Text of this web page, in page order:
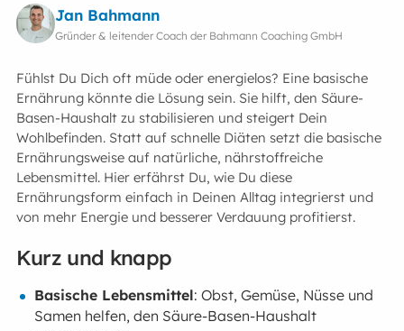
Jan Bahmann
Gründer & leitender Coach der Bahmann Coaching GmbH
Fühlst Du Dich oft müde oder energielos? Eine basische
Ernährung könnte die Lösung sein. Sie hilft, den Säure-
Basen-Haushalt zu stabilisieren und steigert Dein
Wohlbefinden. Statt auf schnelle Diäten setzt die basische
Ernährungsweise auf natürliche, nährstoffreiche
Lebensmittel. Hier erfährst Du, wie Du diese
Ernährungsform einfach in Deinen Alltag integrierst und
von mehr Energie und besserer Verdauung profitierst.
Kurz und knapp
Basische Lebensmittel: Obst, Gemüse, Nüsse und
Samen helfen, den Säure-Basen-Haushalt